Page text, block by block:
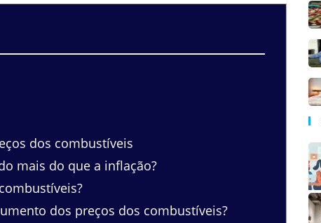
dos combustíveis
mais do que a inflação?
dos preços dos combustíveis?